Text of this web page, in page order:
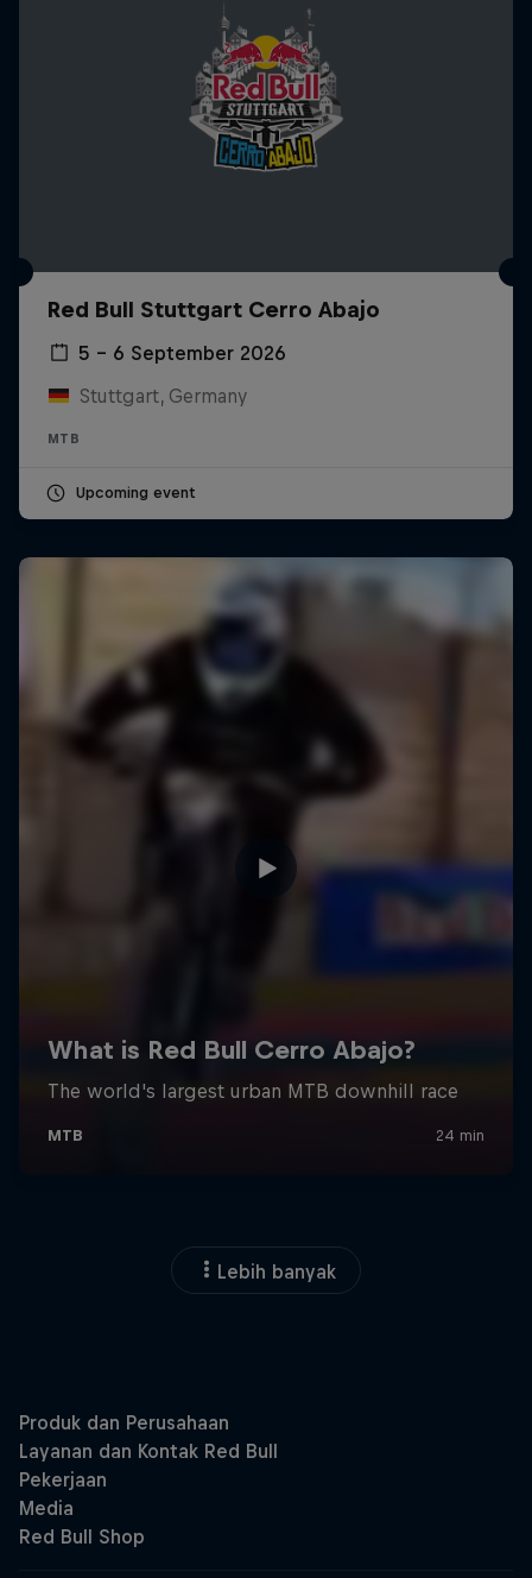
Red Bull Stuttgart Cerro Abajo
5 – 6 September 2026
Stuttgart, Germany
MTB
Upcoming event
Lebih banyak